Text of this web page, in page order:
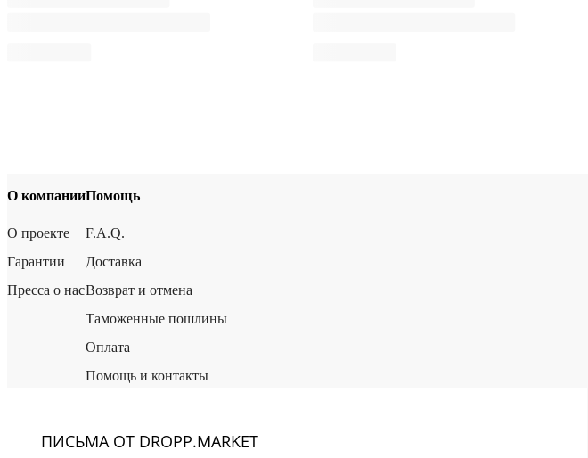
О компании
О проекте
Гарантии
Пресса о нас
Помощь
F.A.Q.
Доставка
Возврат и отмена
Таможенные пошлины
Оплата
Помощь и контакты
ПИСЬМА ОТ DROPP.MARKET